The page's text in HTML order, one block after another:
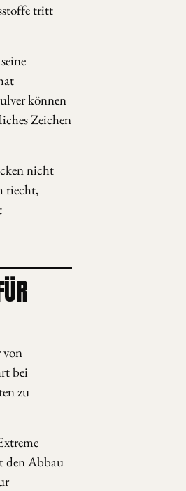
tritt
können
Zeichen
nicht
riecht,
von
bei
zu
den Abbau